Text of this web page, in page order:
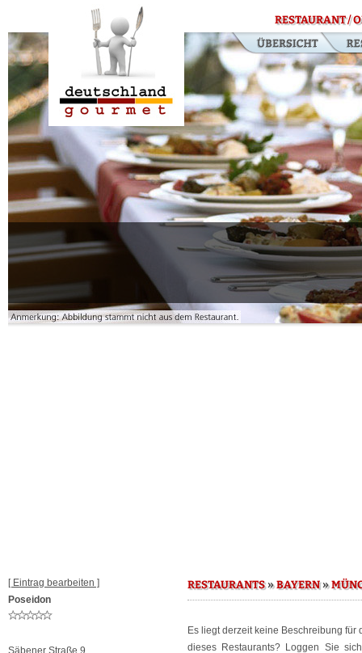
RESTAURANT /
[ Eintrag bearbeiten ]
Poseidon
Säbener Straße 9
RESTAURANTS»BAYERN»
Es liegt derzeit keine Beschreibung für
dieses Restaurants? Loggen Sie